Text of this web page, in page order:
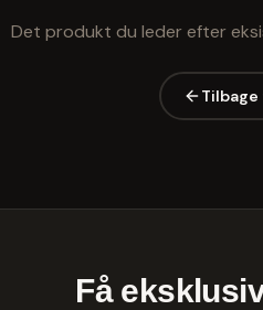
Det produkt du leder efter
Få